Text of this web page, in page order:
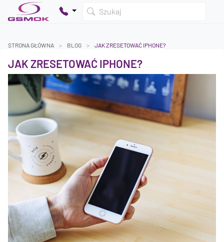
Szukaj
Twój koszyk jest pusty
Dodaj produkty, aby kontynuować.
0 zł
STRONA GŁÓWNA BLOG JAK ZRESETOWAĆ IPHONE?
JAK ZRESETOWAĆ IPHONE?